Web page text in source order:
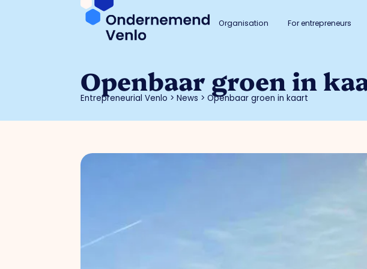
Organisation For entrepreneurs
Openbaar groen in
Entrepreneurial Venlo >News >Openbaar groen in kaart